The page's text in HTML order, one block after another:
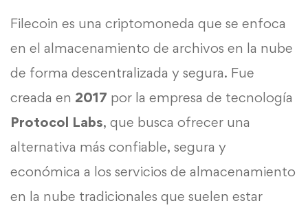
Filecoin es una criptomoneda que se enfoca
en el almacenamiento de archivos en la nube
de forma descentralizada y segura. Fue
creada en 2017 por la empresa de tecnología
Protocol Labs, que busca ofrecer una
alternativa más confiable, segura y
económica a los servicios de almacenamiento
en la nube tradicionales que suelen estar